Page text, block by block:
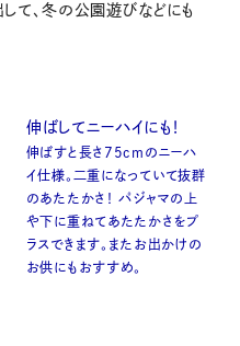
して、冬の公園遊びなどにも
伸ばしてニーハイにも！
伸ばすと長さ75cmのニーハ
イ仕様。二重になっていて抜群
のあたたかさ！ パジャマの上
や下に重ねてあたたかさをプ
ラスできます。またお出かけの
お供にもおすすめ。